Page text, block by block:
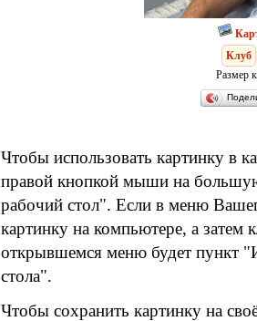
Клуб
Размер
Чтобы использовать картинку в
правой кнопкой мыши на
рабочий стол". Если в меню
картинку на компьютере, а затем
открывшемся меню будет пункт
стола".
Чтобы сохранить картинку на